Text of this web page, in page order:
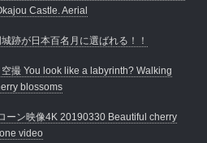
Castle. Aerial
跡が日本百名月に選ばれる！！
撮 You look like a labyrinth? Walking
blossoms
ーン映像4K 20190330 Beautiful cherry
video